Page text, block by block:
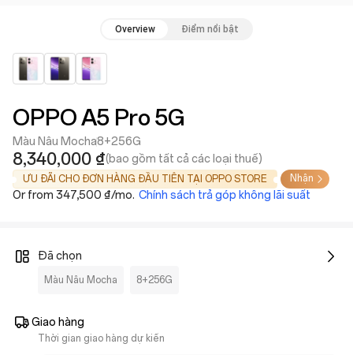
Overview Điểm nổi bật
OPPO A5 Pro 5G
Màu Nâu Mocha8+256G
8,340,000 ₫(bao gồm tất cả các loại thuế)
ƯU ĐÃI CHO ĐƠN HÀNG ĐẦU TIÊN TẠI OPPO STORE Nhận
Or from 347,500 ₫/mo. Chính sách trả góp không lãi suất
Đã chọn
Màu Nâu Mocha 8+256G
Giao hàng
Thời gian giao hàng dự kiến